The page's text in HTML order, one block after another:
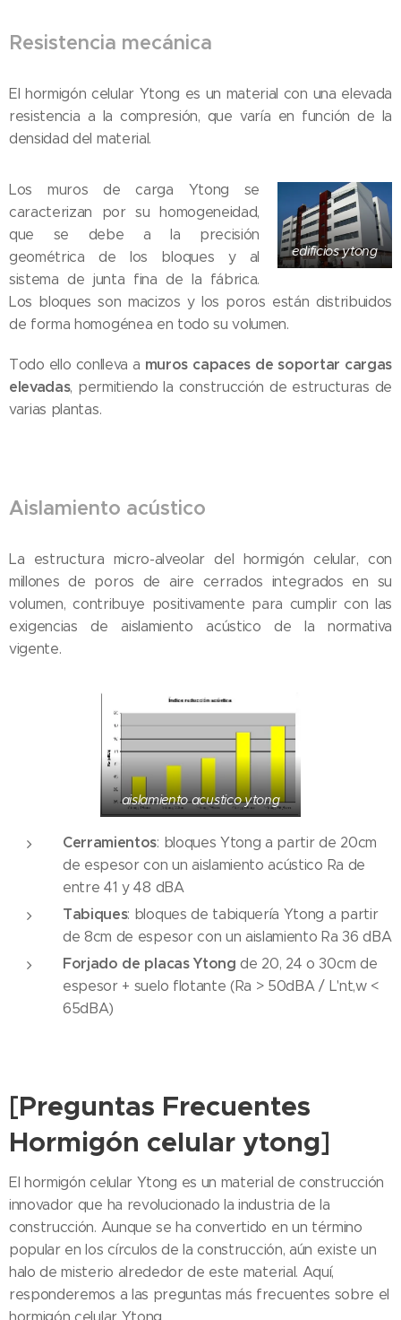
Resistencia mecánica
El hormigón celular Ytong es un material con una elevada
resistencia a la compresión, que varía en función de la
densidad del material.
edificios ytong
Los muros de carga Ytong se
caracterizan por su homogeneidad,
que se debe a la precisión
geométrica de los bloques y al
sistema de junta fina de la fábrica.
Los bloques son macizos y los poros están distribuidos
de forma homogénea en todo su volumen.
Todo ello conlleva a muros capaces de soportar cargas
elevadas, permitiendo la construcción de estructuras de
varias plantas.
Aislamiento acústico
La estructura micro-alveolar del hormigón celular, con
millones de poros de aire cerrados integrados en su
volumen, contribuye positivamente para cumplir con las
exigencias de aislamiento acústico de la normativa
vigente.
aislamiento acustico ytong
Cerramientos: bloques Ytong a partir de 20cm
de espesor con un aislamiento acústico Ra de
entre 41 y 48 dBA
Tabiques: bloques de tabiquería Ytong a partir
de 8cm de espesor con un aislamiento Ra 36 dBA
Forjado de placas Ytong de 20, 24 o 30cm de
espesor + suelo flotante (Ra > 50dBA / L'nt,w <
65dBA)
[Preguntas Frecuentes
Hormigón celular ytong]
El hormigón celular Ytong es un material de construcción
innovador que ha revolucionado la industria de la
construcción. Aunque se ha convertido en un término
popular en los círculos de la construcción, aún existe un
halo de misterio alrededor de este material. Aquí,
responderemos a las preguntas más frecuentes sobre el